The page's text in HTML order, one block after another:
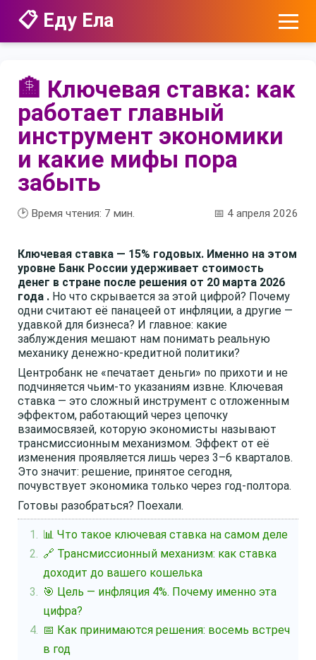
📋 Еду Ела
🏦 Ключевая ставка: как
работает главный
инструмент экономики
и какие мифы пора
забыть
🕑 Время чтения: 7 мин. 📅 4 апреля 2026
Ключевая ставка — 15% годовых. Именно на этом
уровне Банк России удерживает стоимость
денег в стране после решения от 20 марта 2026
года . Но что скрывается за этой цифрой? Почему
одни считают её панацеей от инфляции, а другие —
удавкой для бизнеса? И главное: какие
заблуждения мешают нам понимать реальную
механику денежно-кредитной политики?
Центробанк не «печатает деньги» по прихоти и не
подчиняется чьим-то указаниям извне. Ключевая
ставка — это сложный инструмент с отложенным
эффектом, работающий через цепочку
взаимосвязей, которую экономисты называют
трансмиссионным механизмом. Эффект от её
изменения проявляется лишь через 3–6 кварталов.
Это значит: решение, принятое сегодня,
почувствует экономика только через год-полтора.
Готовы разобраться? Поехали.
📊 Что такое ключевая ставка на самом деле
🔗 Трансмиссионный механизм: как ставка
доходит до вашего кошелька
🎯 Цель — инфляция 4%. Почему именно эта
цифра?
📅 Как принимаются решения: восемь встреч
в год